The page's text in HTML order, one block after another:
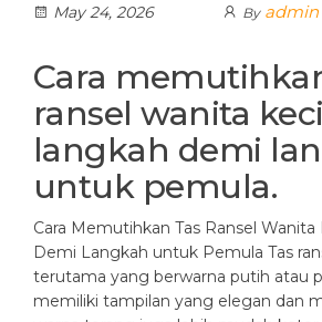
May 24, 2026
By admin
Cara
ransel wanita
langkah demi
untuk pemula.
Cara Memutihkan Tas Ransel Wanita
Demi Langkah untuk Pemula Tas
terutama yang berwarna putih atau
memiliki tampilan yang elegan dan